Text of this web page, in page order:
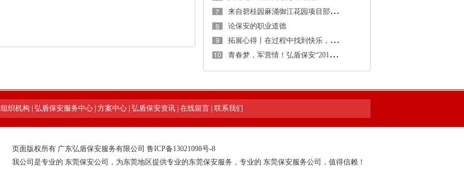
来
自碧桂园麻涌御江花园项目部感谢信
论保安的职业道德
拓
展心得丨在过程中找到快乐，在感悟中得到提升
青
春梦，军营情！弘盾保安“2018年度骨干拓展训练暨管理专项培训工作会议”全程回顾
组织机构 弘盾保安服务中心 方案中心 弘盾保安资讯 在线留言 联系我们
页面版权所有 广东弘盾保安服务有限公司 鲁ICP备13021098号-8
我公司是专业的 东莞保安公司 ，为东莞地区提供专业的东莞保安服务，专业的 东莞保安服务公司 ，值得信赖！